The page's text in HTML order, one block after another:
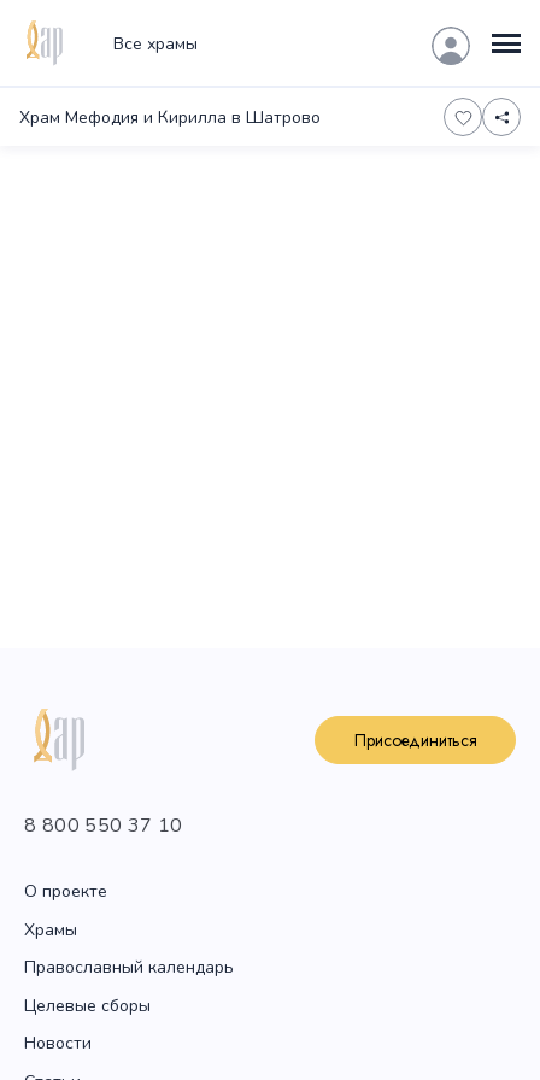
Все храмы
Храм Мефодия и Кирилла в Шатрово
О проекте
Храмы
Православный календарь
Целевые сборы
Новости
Присоединиться
8 800 550 37 10